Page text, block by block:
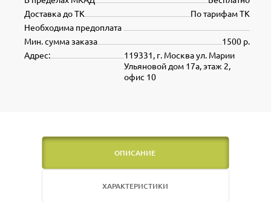
По тарифам ТК
Доставка до ТК
Необходима предоплата
1500 р.
Мин. сумма заказа
119331, г. Москва ул. Марии
Ульяновой дом 17а, этаж 2,
офис 10
Адрес:
ОПИСАНИЕ
ХАРАКТЕРИСТИКИ